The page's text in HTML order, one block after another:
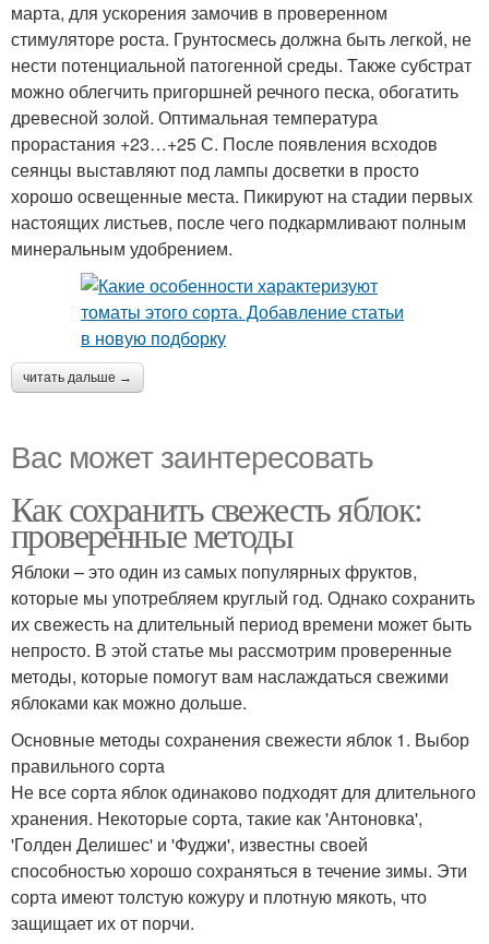
марта, для ускорения замочив в проверенном
стимуляторе роста. Грунтосмесь должна быть легкой, не
нести потенциальной патогенной среды. Также субстрат
можно облегчить пригоршней речного песка, обогатить
древесной золой. Оптимальная температура
прорастания +23…+25 С. После появления всходов
сеянцы выставляют под лампы досветки в просто
хорошо освещенные места. Пикируют на стадии первых
настоящих листьев, после чего подкармливают полным
минеральным удобрением.
читать дальше →
Вас может заинтересовать
Как сохранить свежесть яблок:
проверенные методы
Яблоки – это один из самых популярных фруктов,
которые мы употребляем круглый год. Однако сохранить
их свежесть на длительный период времени может быть
непросто. В этой статье мы рассмотрим проверенные
методы, которые помогут вам наслаждаться свежими
яблоками как можно дольше.
Основные методы сохранения свежести яблок 1. Выбор
правильного сорта
Не все сорта яблок одинаково подходят для длительного
хранения. Некоторые сорта, такие как 'Антоновка',
'Голден Делишес' и 'Фуджи', известны своей
способностью хорошо сохраняться в течение зимы. Эти
сорта имеют толстую кожуру и плотную мякоть, что
защищает их от порчи.